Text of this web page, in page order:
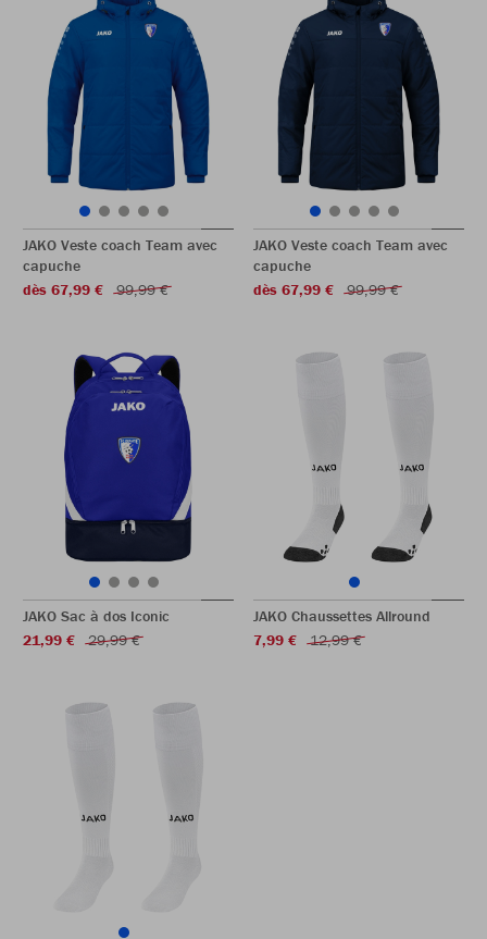
JAKO Veste coach Team avec
capuche
dès 67,99 €
99,99 €
JAKO Veste coach Team avec
capuche
dès 67,99 €
99,99 €
JAKO Sac à dos Iconic
21,99 €
29,99 €
JAKO Chaussettes Allround
7,99 €
12,99 €